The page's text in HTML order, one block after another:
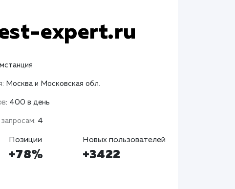
expert.ru
: Москва и Московская обл.
: 400 в день
: 4
Позиции
+78%
Новых пользователей
+3422